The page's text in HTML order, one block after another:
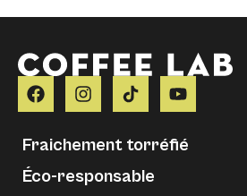
Fraichement torréfié
Éco-responsable